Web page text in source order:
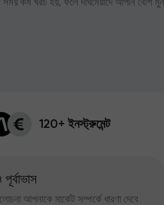
সময় কম খরচ হয়, ফলে দীর্ঘমেয়াদে আপনি বেশি
120+ ইনস্ট্রুমেন্ট
আপনাকে মার্কেট সম্পর্কে ধারণা দেবে